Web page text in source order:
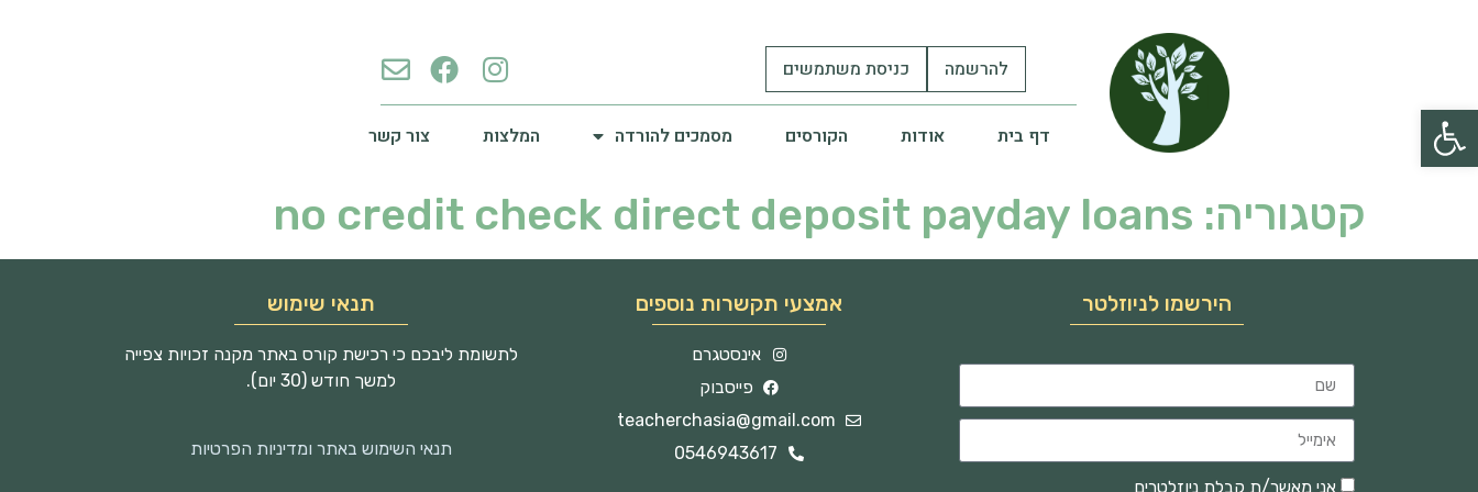
פתח סרגל נגישות
להרשמה כניסת משתמשים
דף בית אודות הקורסים מסמכים להורדה המלצות צור קשר
קטגוריה: no credit check direct deposit payday loans
הירשמו לניוזלטר
אני מאשר/ת קבלת ניוזלטרים
אמצעי תקשרות נוספים
אינסטגרם
פייסבוק
teacherchasia@gmail.com
0546943617
תנאי שימוש
לתשומת ליבכם כי רכישת קורס באתר מקנה זכויות צפייה
למשך חודש (30 יום).
תנאי השימוש באתר ומדיניות הפרטיות